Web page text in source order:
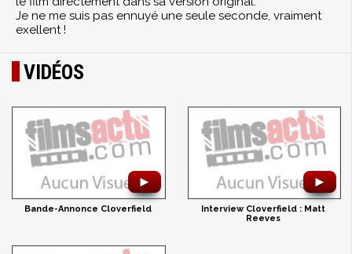
Je ne me suis pas ennuyé une seule seconde, vraiment
exellent !
VIDÉOS
►
Bande-Annonce Cloverfield
►
Interview Cloverfield : Matt
Reeves